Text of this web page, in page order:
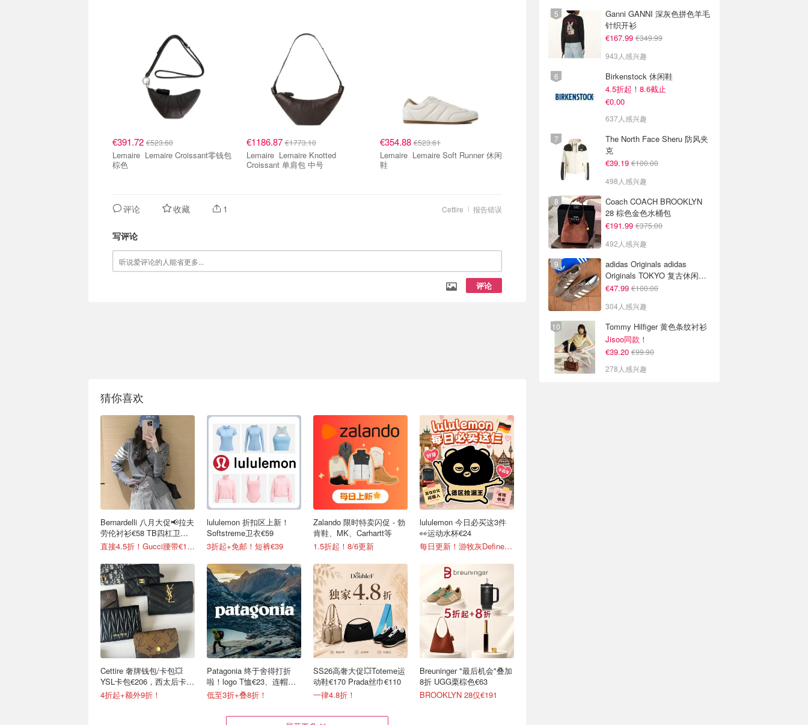
€391.72 €523.60
Lemaire Lemaire Croissant零钱包
棕色
€1186.87€1773.10
Lemaire Lemaire Knotted
Croissant 单肩包 中号
€354.88 €523.61
Lemaire Lemaire Soft Runner 休闲
鞋
报告错误
Cettire
评论 收藏 1
写评论
评论
猜你喜欢
Bernardelli 八月大促📢拉夫
劳伦衬衫€58 TB四杠卫衣
€553
直接4.5折！Gucci腰带€161
Cettire 奢牌钱包/卡包💥
YSL卡包€206，西太后卡包
€91
4折起+额外9折！
lululemon 折扣区上新！
Softstreme卫衣€59
3折起+免邮！短裤€39
Patagonia 终于舍得打折
啦！logo T恤€23、连帽夹
克€64
低至3折+叠8折！
Zalando 限时特卖闪促 - 勃
肯鞋、MK、Carhartt等
1.5折起！8/6更新
SS26高奢大促💥Toteme运
动鞋€170 Prada丝巾€110
一律4.8折！
lululemon 今日必买这3件
👀运动水杯€24
每日更新！游牧灰Define补货！
Breuninger "最后机会"叠加
8折 UGG栗棕色€63
BROOKLYN 28仅€191
Ganni GANNI 深灰色拼色羊毛
针织开衫
€167.99 €349.99
943人感兴趣
Birkenstock 休闲鞋
4.5折起！8.6截止
€0.00
637人感兴趣
The North Face Sheru 防风夹
克
€39.19 €100.00
498人感兴趣
Coach COACH BROOKLYN
28 棕色金色水桶包
€191.99 €375.00
492人感兴趣
adidas Originals adidas
Originals TOKYO 复古休闲鞋
深棕色
€47.99 €100.00
304人感兴趣
Tommy Hilfiger 黄色条纹衬衫
Jisoo同款！
€39.20 €99.90
278人感兴趣